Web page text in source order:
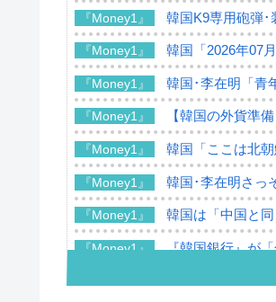
『Money1』 韓国K9専用砲弾･
『Money1』 韓国「2026年07
『Money1』 韓国･李在明「青
『Money1』 【韓国の外貨準
『Money1』 韓国「ここは北
『Money1』 韓国･李在明さっ
『Money1』 韓国は「中国と同
『Money1』 『韓国銀行』が